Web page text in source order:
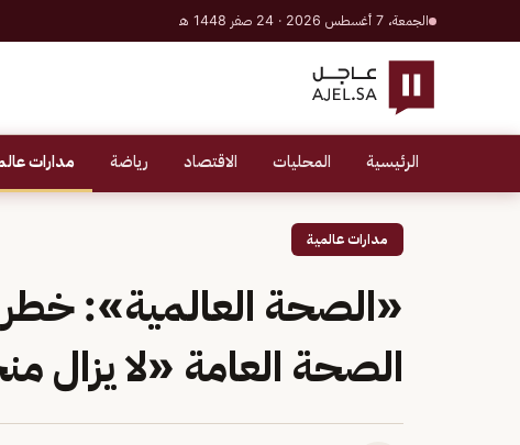
الجمعة، 7 أغسطس 2026 · 24 صفر 1448 هـ
الرئيسية المحليات الاقتصاد رياضة مدارات
مدارات عالمية
«الصحة العالمية»:
الصحة العامة «لا يزال